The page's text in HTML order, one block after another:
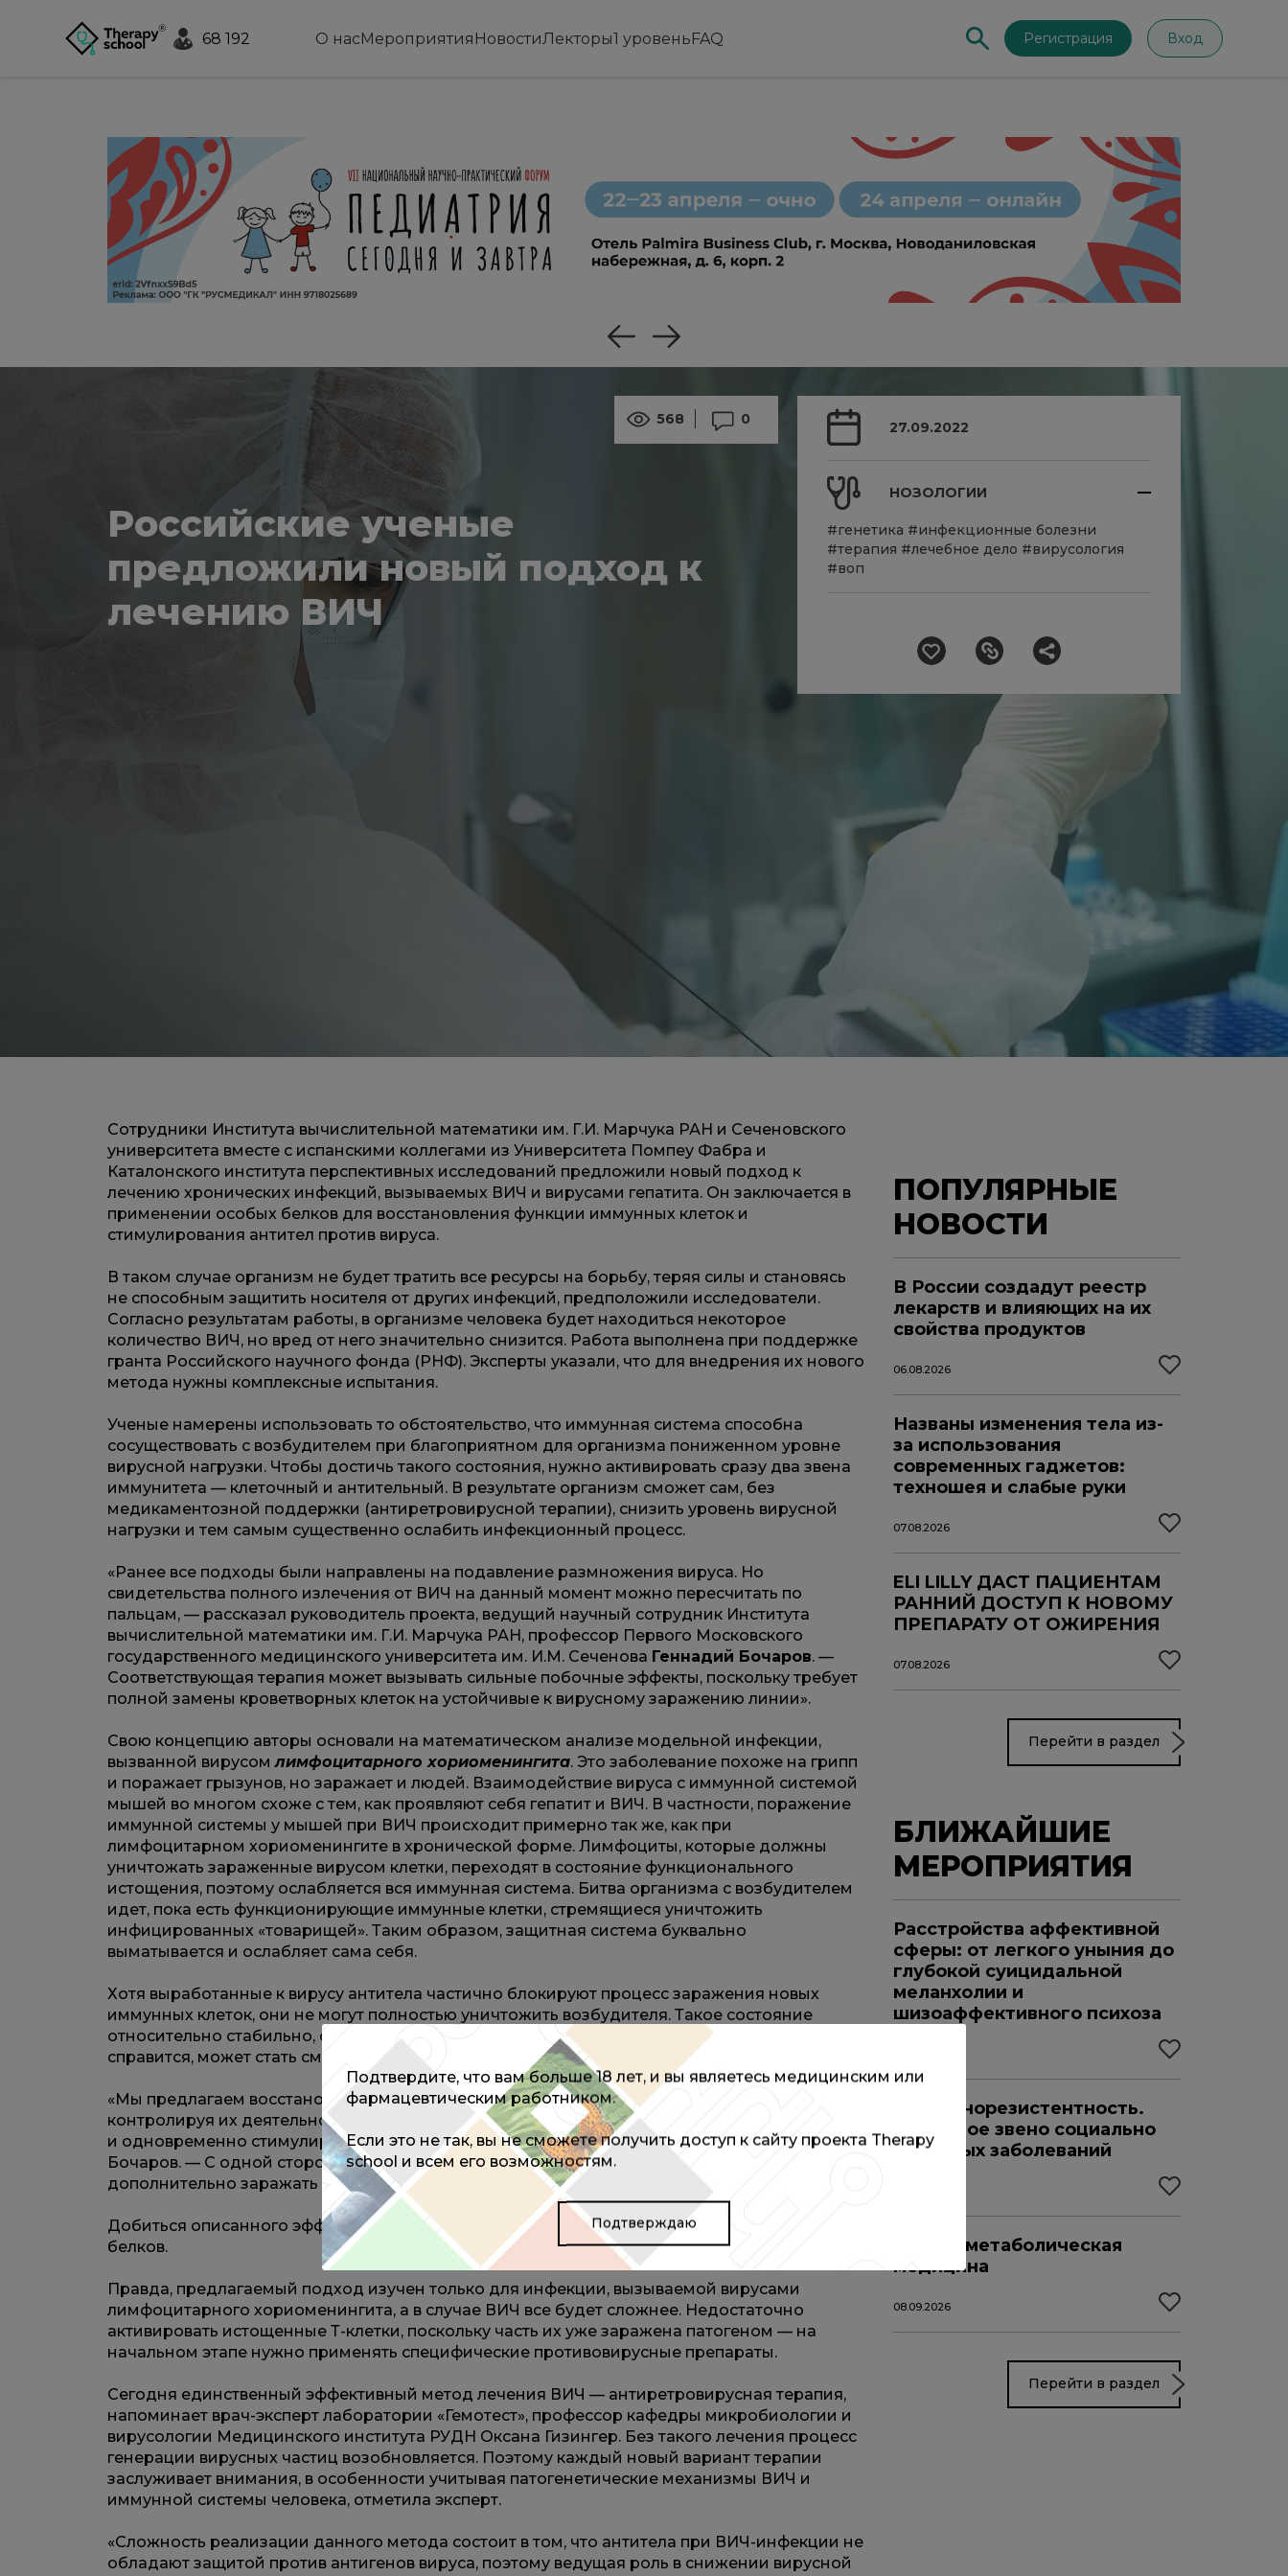
68 192 О насМероприятия НовостиЛекторы1 уровеньFAQ Регистрация Вход
568 0
Российские ученые
предложили новый подход к
лечению ВИЧ
27.09.2022
НОЗОЛОГИИ
#генетика #инфекционные болезни
#терапия #лечебное дело #вирусология
#воп
Сотрудники Института вычислительной математики им. Г.И. Марчука РАН и Сеченовского
университета вместе с испанскими коллегами из Университета Помпеу Фабра и
Каталонского института перспективных исследований предложили новый подход к
лечению хронических инфекций, вызываемых ВИЧ и вирусами гепатита. Он заключается в
применении особых белков для восстановления функции иммунных клеток и
стимулирования антител против вируса.
В таком случае организм не будет тратить все ресурсы на борьбу, теряя силы и становясь
не способным защитить носителя от других инфекций, предположили исследователи.
Согласно результатам работы, в организме человека будет находиться некоторое
количество ВИЧ, но вред от него значительно снизится. Работа выполнена при поддержке
гранта Российского научного фонда (РНФ). Эксперты указали, что для внедрения их нового
метода нужны комплексные испытания.
Ученые намерены использовать то обстоятельство, что иммунная система способна
сосуществовать с возбудителем при благоприятном для организма пониженном уровне
вирусной нагрузки. Чтобы достичь такого состояния, нужно активировать сразу два звена
иммунитета — клеточный и антительный. В результате организм сможет сам, без
медикаментозной поддержки (антиретровирусной терапии), снизить уровень вирусной
нагрузки и тем самым существенно ослабить инфекционный процесс.
«Ранее все подходы были направлены на подавление размножения вируса. Но
свидетельства полного излечения от ВИЧ на данный момент можно пересчитать по
пальцам, — рассказал руководитель проекта, ведущий научный сотрудник Института
вычислительной математики им. Г.И. Марчука РАН, профессор Первого Московского
государственного медицинского университета им. И.М. Сеченова Геннадий Бочаров. —
Соответствующая терапия может вызывать сильные побочные эффекты, поскольку требует
полной замены кроветворных клеток на устойчивые к вирусному заражению линии».
Свою концепцию авторы основали на математическом анализе модельной инфекции,
вызванной вирусомлимфоцитарного хориоменингита. Это заболевание похоже на грипп
и поражает грызунов, но заражает и людей. Взаимодействие вируса с иммунной системой
мышей во многом схоже с тем, как проявляют себя гепатит и ВИЧ. В частности, поражение
иммунной системы у мышей при ВИЧ происходит примерно так же, как при
лимфоцитарном хориоменингите в хронической форме. Лимфоциты, которые должны
уничтожать зараженные вирусом клетки, переходят в состояние функционального
истощения, поэтому ослабляется вся иммунная система. Битва организма с возбудителем
идет, пока есть функционирующие иммунные клетки, стремящиеся уничтожить
инфицированных «товарищей». Таким образом, защитная система буквально
выматывается и ослабляет сама себя.
Хотя выработанные к вирусу антитела частично блокируют процесс заражения новых
иммунных клеток, они не могут полностью уничтожить возбудителя. Такое состояние
относительно стабильно, однако любая инфекция, с которой здоровый организм
справится, может стать смертельной.
«Мы предлагаем восстановить функционально истощенные иммунные Т-клетки,
контролируя их деятельность с помощью антител к особым рецепторам на их поверхности,
и одновременно стимулировать производство антител к ВИЧ, — рассказал Геннадий
Бочаров. — С одной стороны, мы не даем клеткам истощаться. С другой стороны, не даем
дополнительно заражать клетки-мишени вирусом, снижая его количество в организме».
Добиться описанного эффекта ученые рассчитывают за счет применения специальных
белков.
Правда, предлагаемый подход изучен только для инфекции, вызываемой вирусами
лимфоцитарного хориоменингита, а в случае ВИЧ все будет сложнее. Недостаточно
активировать истощенные Т-клетки, поскольку часть их уже заражена патогеном — на
начальном этапе нужно применять специфические противовирусные препараты.
Сегодня единственный эффективный метод лечения ВИЧ — антиретровирусная терапия,
напоминает врач-эксперт лаборатории «Гемотест», профессор кафедры микробиологии и
вирусологии Медицинского института РУДН Оксана Гизингер. Без такого лечения процесс
генерации вирусных частиц возобновляется. Поэтому каждый новый вариант терапии
заслуживает внимания, в особенности учитывая патогенетические механизмы ВИЧ и
иммунной системы человека, отметила эксперт.
«Сложность реализации данного метода состоит в том, что антитела при ВИЧ-инфекции не
обладают защитой против антигенов вируса, поэтому ведущая роль в снижении вирусной
ПОПУЛЯРНЫЕ
НОВОСТИ
В России создадут реестр
лекарств и влияющих на их
свойства продуктов
06.08.2026
Названы изменения тела из-
за использования
современных гаджетов:
техношея и слабые руки
07.08.2026
ELI LILLY ДАСТ ПАЦИЕНТАМ
РАННИЙ ДОСТУП К НОВОМУ
ПРЕПАРАТУ ОТ ОЖИРЕНИЯ
07.08.2026
Перейти в раздел
БЛИЖАЙШИЕ
МЕРОПРИЯТИЯ
Расстройства аффективной
сферы: от легкого уныния до
глубокой суицидальной
меланхолии и
шизоаффективного психоза
Инсулинорезистентность.
Ключевое звено социально
значимых заболеваний
Кардиометаболическая
медицина
08.09.2026
Перейти в раздел
Подтвердите, что вам больше 18 лет, и вы являетесь медицинским или
фармацевтическим работником.
Если это не так, вы не сможете получить доступ к сайту проекта Therapy
school и всем его возможностям.
Подтверждаю